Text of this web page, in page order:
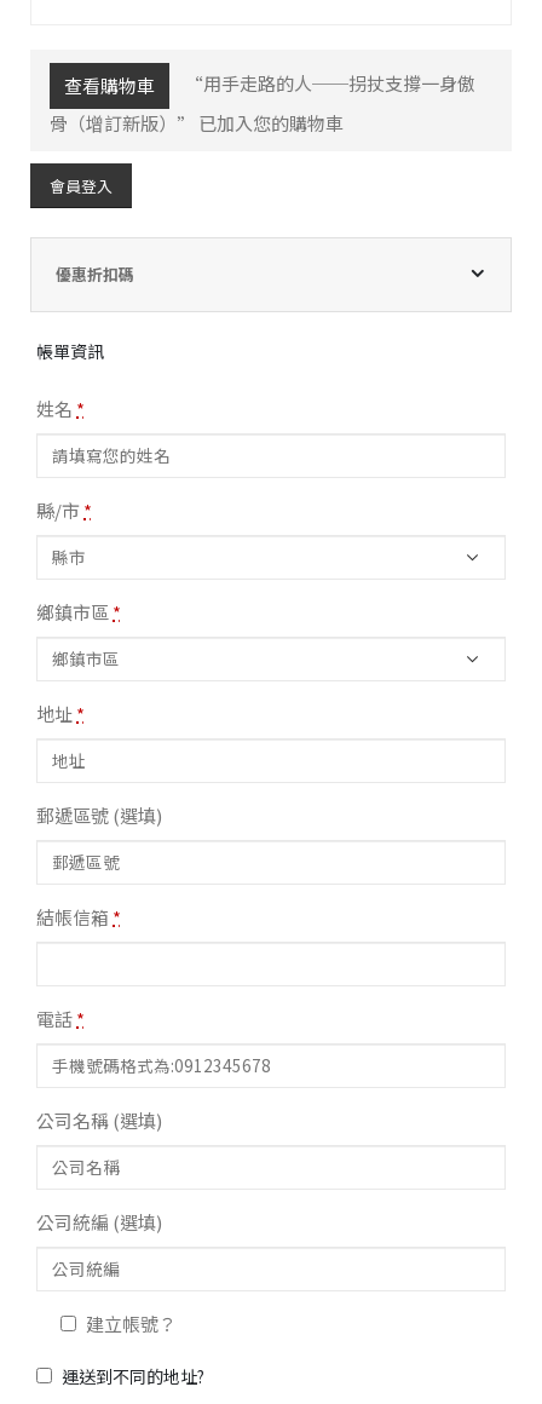
查看購物車
“用手走路的人──拐扙支撐一身傲
骨（增訂新版）” 已加入您的購物車
會員登入
優惠折扣碼
帳單資訊
姓名 *
縣/市*
鄉鎮市區 *
地址*
郵遞區號(選填)
結帳信箱 *
電話*
公司名稱(選填)
公司統編 (選填)
建立帳號？
運送到不同的地址?